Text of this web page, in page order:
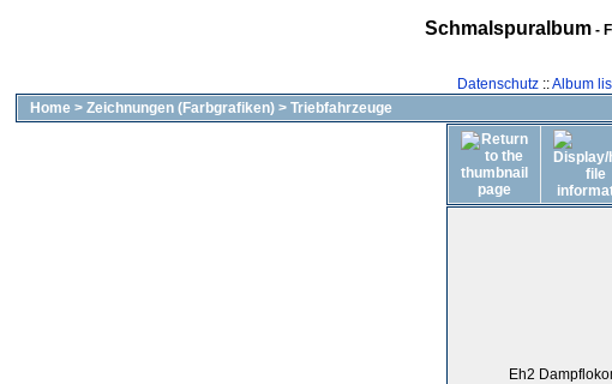
Schmalspuralbum-
Datenschutz::Album
Home > Zeichnungen (Farbgrafiken) > Triebfahrzeuge
Eh2